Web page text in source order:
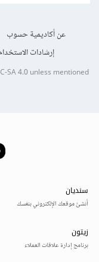
عن أكاديمية حسوب
إرشادات الاستخدام
SA 4.0unless mentioned